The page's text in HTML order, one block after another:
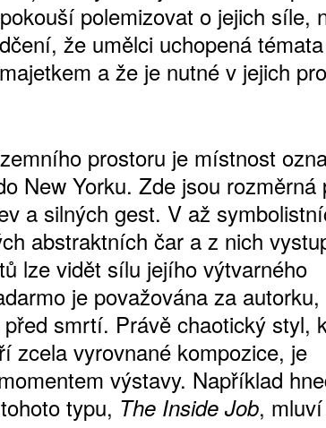
polemizovat o jejich síle,
že umělci uchopená
a že je nutné v jejich
prostoru je místnost
New Yorku. Zde jsou rozměrná
a silných gest. V až
abstraktních čar a z nich
lze vidět sílu jejího výtvarného
je považována za
smrtí. Právě chaotický styl,
zcela vyrovnané kompozice, je
výstavy. Například
typu, The Inside Job,